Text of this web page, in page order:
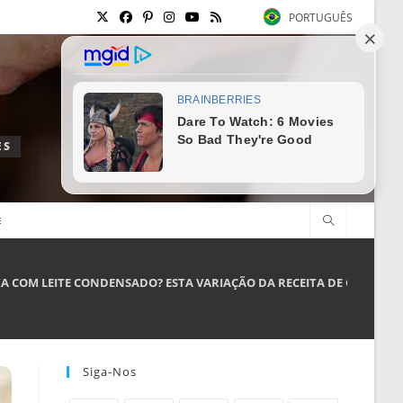
PORTUGUÊS
COM LEITE CONDENSADO? ESTA VARIAÇÃO DA RECEITA DE
Siga-Nos